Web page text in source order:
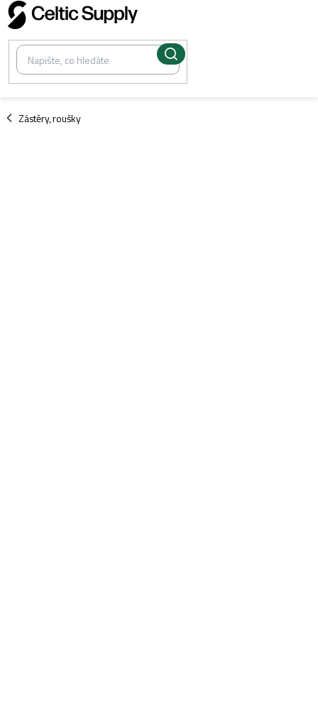
Přejít
na
obsah
Zástěry, roušky
/